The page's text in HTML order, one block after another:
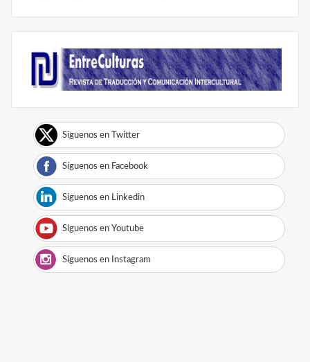
Síguenos en Twitter
Síguenos en Facebook
Síguenos en Linkedin
Síguenos en Youtube
Síguenos en Instagram